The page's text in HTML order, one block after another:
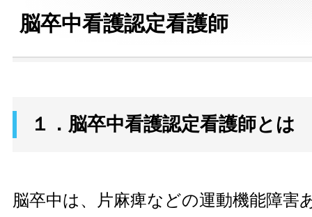
脳卒中看護認定看護師
１．脳卒中看護認定看護師とは
脳卒中は、片麻痺などの運動機能障害